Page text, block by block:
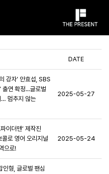
DATE
강자’ 안효섭, SBS
출연 확정...글로벌
멈추지 않는
2025-05-27
이더맨’ 제작진
로 영어 오리지널
으로!
2025-05-24
형, 글로벌 팬심